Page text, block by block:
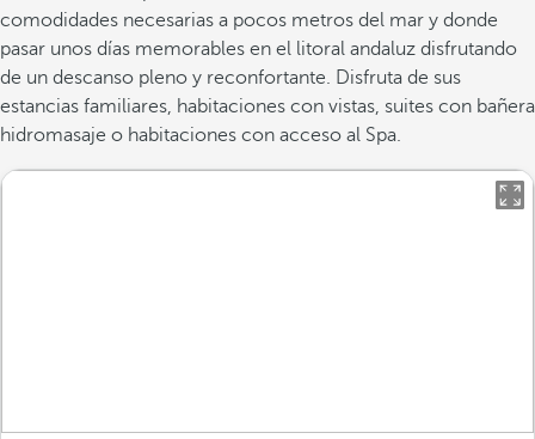
comodidades necesarias a pocos metros del mar y donde
pasar unos días memorables en el litoral andaluz disfrutando
de un descanso pleno y reconfortante. Disfruta de sus
estancias familiares, habitaciones con vistas, suites con bañera
hidromasaje o habitaciones con acceso al Spa.